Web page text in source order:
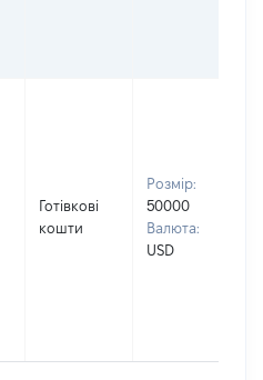
Готівкові
кошти
Розмір:
50000
Валюта:
USD